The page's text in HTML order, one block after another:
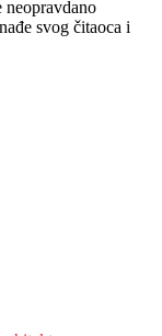
neopravdano
svog čitaoca i